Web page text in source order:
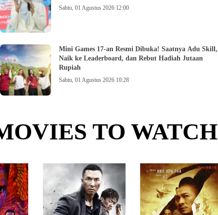
Sabtu, 01 Agustus 2026 12:00
Mini Games 17-an Resmi Dibuka! Saatnya Adu Skill,
Naik ke Leaderboard, dan Rebut Hadiah Jutaan
Rupiah
Sabtu, 01 Agustus 2026 10:28
TO WATCH